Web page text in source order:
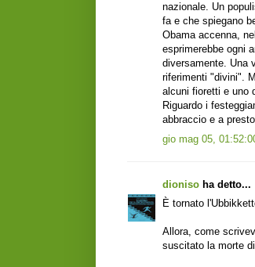
nazionale. Un
fa e che spiegano
Obama accenna,
esprimerebbe ogni
diversamente. Una
riferimenti "divini".
alcuni fioretti e uno
Riguardo i
abbraccio e a presto
gio mag 05,
dioniso ha detto...
È tornato
Allora, come
suscitato la morte